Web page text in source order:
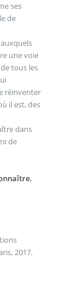
ses
de
une voie
tous les
réinventer
il est, des
dans
de
2017.